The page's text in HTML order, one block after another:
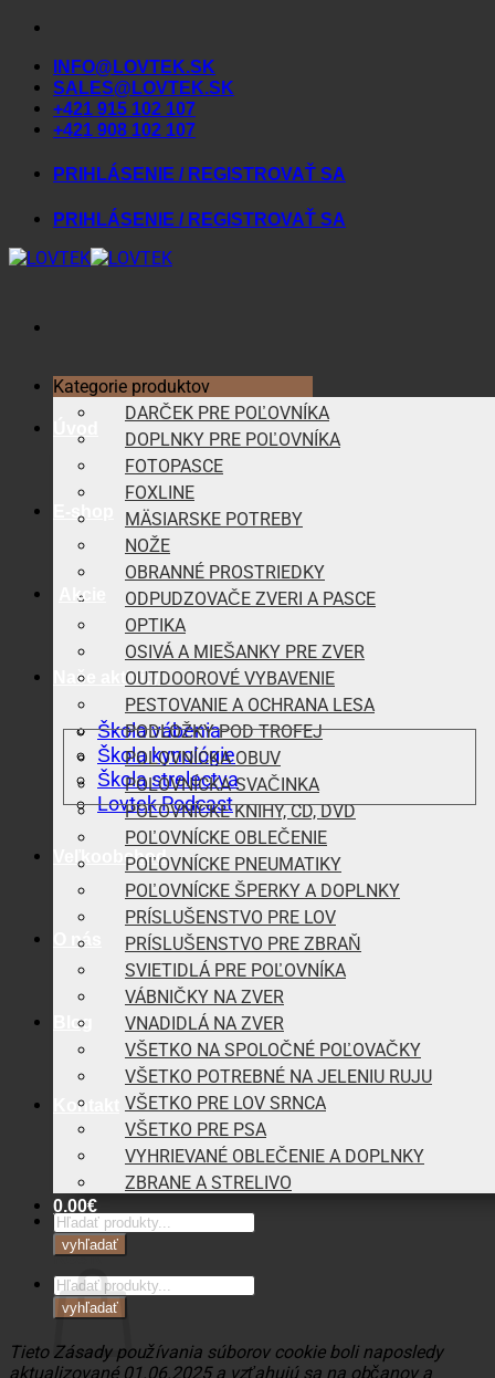
Skip
contentINFO@LOVTEK.SK
SALES@LOVTEK.SK
+421 915 102 107
+421 908 102 107
PRIHLÁSENIE / REGISTROVAŤ SA
PRIHLÁSENIE / REGISTROVAŤ SA
E-shop
Akcie
Naše aktivity
Škola vábenia
Škola kynológie
Škola strelectva
Lovtek Podcast
Veľkoobchod
O nás
Blog
Kontakt
0,00€
Košík
Kategorie produktov
DARČEK PRE POĽOVNÍKA
DOPLNKY PRE POĽOVNÍKA
FOTOPASCE
FOXLINE
MÄSIARSKE POTREBY
NOŽE
OBRANNÉ PROSTRIEDKY
ODPUDZOVAČE ZVERI A PASCE
OPTIKA
OSIVÁ A MIEŠANKY PRE ZVER
OUTDOOROVÉ VYBAVENIE
PESTOVANIE A OCHRANA LESA
PODLOŽKY POD TROFEJ
POĽOVNÍCKA OBUV
POĽOVNÍCKA SVAČINKA
POĽOVNÍCKE KNIHY, CD, DVD
POĽOVNÍCKE OBLEČENIE
POĽOVNÍCKE PNEUMATIKY
POĽOVNÍCKE ŠPERKY A DOPLNKY
PRÍSLUŠENSTVO PRE LOV
PRÍSLUŠENSTVO PRE ZBRAŇ
SVIETIDLÁ PRE POĽOVNÍKA
VÁBNIČKY NA ZVER
VNADIDLÁ NA ZVER
VŠETKO NA SPOLOČNÉ POĽOVAČKY
VŠETKO POTREBNÉ NA JELENIU RUJU
VŠETKO PRE LOV SRNCA
VŠETKO PRE PSA
VYHRIEVANÉ OBLEČENIE A DOPLNKY
ZBRANE A STRELIVO
Products
search
vyhľadať
Products
search
vyhľadať
Tieto Zásady používania súborov cookie boli naposledy
aktualizované 01.06.2025 a vzťahujú sa na občanov a